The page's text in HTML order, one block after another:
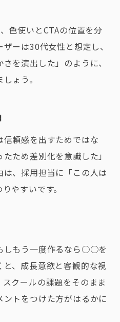
色使いとCTAの位置を分
ーは30代女性と想定し、
を演出した」のように、
ょう。
信頼感を出すためではな
ため差別化を意識した」
、採用担当に「この人は
やすいです。
しもう一度作るなら○○を
、成長意欲と客観的な視
クールの課題をそのまま
トをつけた方がはるかに